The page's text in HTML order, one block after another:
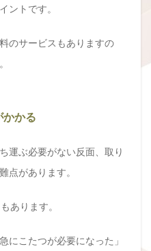
ントです。
のサービスもありますの
かかる
運ぶ必要がない反面、取り
点があります。
あります。
にこたつが必要になった」